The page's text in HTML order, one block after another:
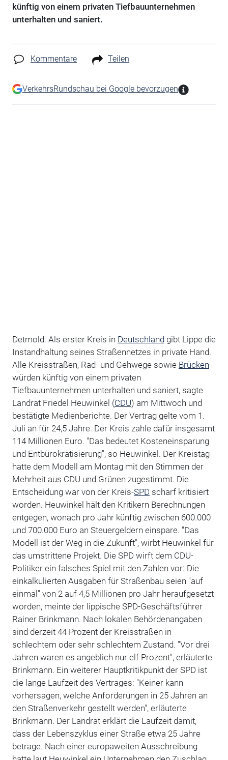
künftig von einem privaten Tiefbauunternehmen
unterhalten und saniert.
Kommentare Teilen
VerkehrsRundschau bei Google bevorzugen
Detmold. Als erster Kreis in Deutschland gibt Lippe die
Instandhaltung seines Straßennetzes in private Hand.
Alle Kreisstraßen, Rad- und Gehwege sowie Brücken
würden künftig von einem privaten
Tiefbauunternehmen unterhalten und saniert, sagte
Landrat Friedel Heuwinkel (CDU) am Mittwoch und
bestätigte Medienberichte. Der Vertrag gelte vom 1.
Juli an für 24,5 Jahre. Der Kreis zahle dafür insgesamt
114 Millionen Euro. "Das bedeutet Kosteneinsparung
und Entbürokratisierung", so Heuwinkel. Der Kreistag
hatte dem Modell am Montag mit den Stimmen der
Mehrheit aus CDU und Grünen zugestimmt. Die
Entscheidung war von der Kreis-SPD scharf kritisiert
worden. Heuwinkel hält den Kritikern Berechnungen
entgegen, wonach pro Jahr künftig zwischen 600.000
und 700.000 Euro an Steuergeldern einspare. "Das
Modell ist der Weg in die Zukunft", wirbt Heuwinkel für
das umstrittene Projekt. Die SPD wirft dem CDU-
Politiker ein falsches Spiel mit den Zahlen vor: Die
einkalkulierten Ausgaben für Straßenbau seien "auf
einmal" von 2 auf 4,5 Millionen pro Jahr heraufgesetzt
worden, meinte der lippische SPD-Geschäftsführer
Rainer Brinkmann. Nach lokalen Behördenangaben
sind derzeit 44 Prozent der Kreisstraßen in
schlechtem oder sehr schlechtem Zustand. "Vor drei
Jahren waren es angeblich nur elf Prozent", erläuterte
Brinkmann. Ein weiterer Hauptkritikpunkt der SPD ist
die lange Laufzeit des Vertrages: "Keiner kann
vorhersagen, welche Anforderungen in 25 Jahren an
den Straßenverkehr gestellt werden", erläuterte
Brinkmann. Der Landrat erklärt die Laufzeit damit,
dass der Lebenszyklus einer Straße etwa 25 Jahre
betrage. Nach einer europaweiten Ausschreibung